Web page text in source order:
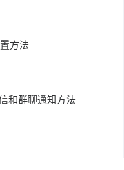
方法
和群聊通知方法